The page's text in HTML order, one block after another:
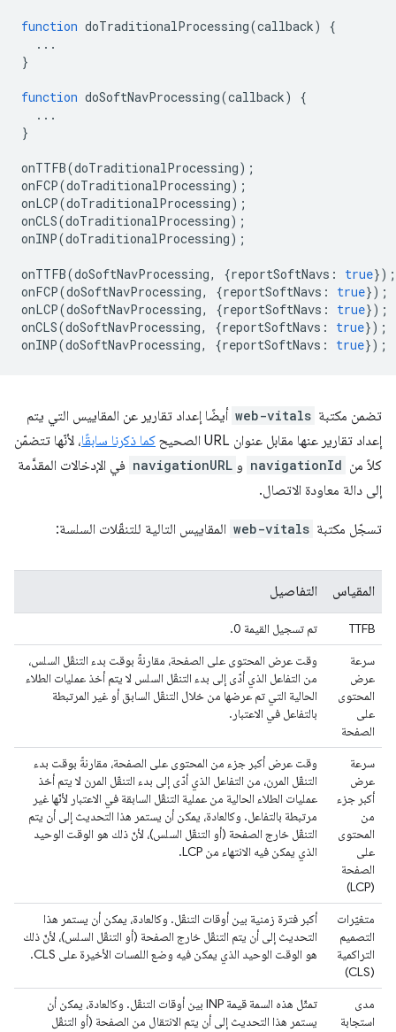
function doTraditionalProcessing(callback)
{
...
}
function doSoftNavProcessing(callback)
{
...
}
onTTFB(doTraditionalProcessing);
onFCP(doTraditionalProcessing);
onLCP(doTraditionalProcessing);
onCLS(doTraditionalProcessing);
onINP(doTraditionalProcessing);
onTTFB(doSoftNavProcessing, {reportSoftNavs : true});
onFCP(doSoftNavProcessing, {reportSoftNavs : true});
onLCP(doSoftNavProcessing, {reportSoftNavs : true});
onCLS(doSoftNavProcessing, {reportSoftNavs : true});
onINP(doSoftNavProcessing, {reportSoftNavs : true});
تضمن مكتبة web-vitals أيضًا إعداد تقارير عن المقاييس التي يتم
إعداد تقارير عنها مقابل عنوان URL الصحيح
كما ذكرنا سابقًا، لأنّها تتضمّن
كلاً من navigationId و navigationURL في الإدخالات المقدَّمة
إلى دالة معاودة الاتصال.
تسجّل مكتبة web-vitals المقاييس التالية للتنقّلات السلسة:
المقياس التفاصيل
TTFB
تم تسجيل القيمة 0.
سرعة
عرض
المحتوى
على
الصفحة
وقت عرض المحتوى على الصفحة، مقارنةً بوقت بدء التنقّل السلس،
من التفاعل الذي أدّى إلى بدء التنقّل السلس لا يتم أخذ عمليات الطلاء
الحالية التي تم عرضها من خلال التنقّل السابق أو غير المرتبطة
بالتفاعل في الاعتبار.
سرعة
عرض
أكبر جزء
من
المحتوى
على
الصفحة
(LCP)
وقت عرض أكبر جزء من المحتوى على الصفحة، مقارنةً بوقت بدء
التنقّل المرن، من التفاعل الذي أدّى إلى بدء التنقّل المرن لا يتم أخذ
عمليات الطلاء الحالية من عملية التنقّل السابقة في الاعتبار لأنّها غير
مرتبطة بالتفاعل. وكالعادة، يمكن أن يستمر هذا التحديث إلى أن يتم
التنقّل خارج الصفحة (أو التنقّل السلس)، لأنّ ذلك هو الوقت الوحيد
الذي يمكن فيه الانتهاء من LCP.
متغيّرات
التصميم
التراكمية
(CLS)
أكبر فترة زمنية بين أوقات التنقّل. وكالعادة، يمكن أن يستمر هذا
التحديث إلى أن يتم التنقّل خارج الصفحة (أو التنقّل السلس)، لأنّ ذلك
هو الوقت الوحيد الذي يمكن فيه وضع اللمسات الأخيرة على CLS.
مدى
استجابة
تمثّل هذه السمة قيمة INP بين أوقات التنقّل. وكالعادة، يمكن أن
يستمر هذا التحديث إلى أن يتم الانتقال من الصفحة (أو التنقّل